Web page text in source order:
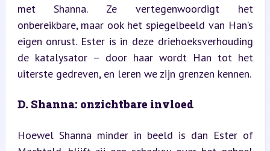
met Shanna. Ze vertegenwoordigt het
onbereikbare, maar ook het spiegelbeeld van Han’s
eigen onrust. Ester is in deze driehoeksverhouding
de katalysator – door haar wordt Han tot het
uiterste gedreven, en leren we zijn grenzen kennen.
D. Shanna: onzichtbare invloed
Hoewel Shanna minder in beeld is dan Ester of